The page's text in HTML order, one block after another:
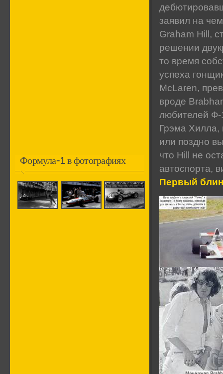
Формула-1 в фотографиях
заявил на
Graham Hill,
решении
то время
успеха
McLaren,
вроде
любителей Ф-
Грэма Хилла,
или поздно
что Hill не
автоспорта,
Первый блин